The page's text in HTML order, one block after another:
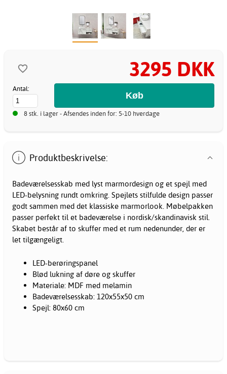
3295 DKK
Antal:
8 stk. i lager - Afsendes inden for: 5-10 hverdage
Produktbeskrivelse:
Badeværelsesskab med lyst marmordesign og et spejl med
LED-belysning rundt omkring. Spejlets stilfulde design passer
godt sammen med det klassiske marmorlook. Møbelpakken
passer perfekt til et badeværelse i nordisk/skandinavisk stil.
Skabet består af to skuffer med et rum nedenunder, der er
let tilgængeligt.
LED-berøringspanel
Blød lukning af døre og skuffer
Materiale: MDF med melamin
Badeværelsesskab: 120x55x50 cm
Spejl: 80x60 cm